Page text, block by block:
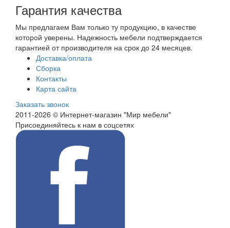
Гарантия качества
Мы предлагаем Вам только ту продукцию, в качестве
которой уверены. Надежность мебели подтверждается
гарантией от производителя на срок до 24 месяцев.
Доставка/оплата
Сборка
Контакты
Карта сайта
Заказать звонок
2011-2026 © Интернет-магазин "Мир мебели"
Присоединяйтесь к нам в соцсетях